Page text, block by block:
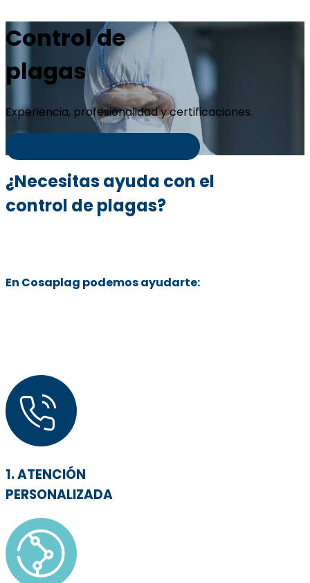
Control de
plagas
Experiencia, profesionalidad y certificaciones.
¿Necesitas ayuda con el
control de plagas?
En Cosaplag podemos ayudarte:
1. ATENCIÓN
PERSONALIZADA